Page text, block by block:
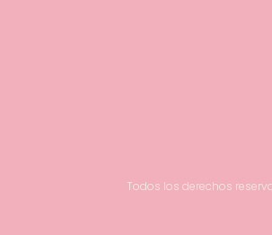
Todos los derechos